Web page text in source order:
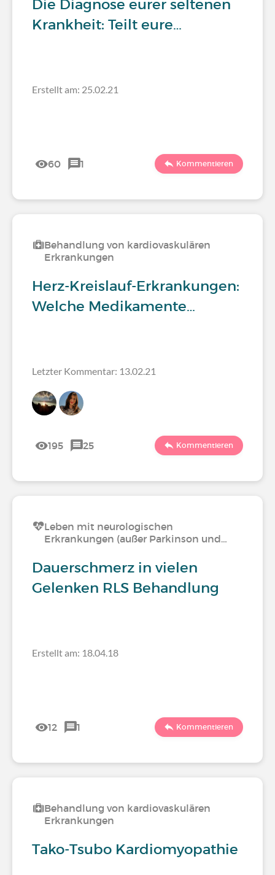
Die Diagnose eurer seltenen
Krankheit: Teilt eure…
Erstellt am: 25.02.21
60 1 Kommentieren
Behandlung von kardiovaskulären
Erkrankungen
Herz-Kreislauf-Erkrankungen:
Welche Medikamente…
Letzter Kommentar: 13.02.21
195 25 Kommentieren
Leben mit neurologischen
Erkrankungen (außer Parkinson und…
Dauerschmerz in vielen
Gelenken RLS Behandlung
Erstellt am: 18.04.18
12 1 Kommentieren
Behandlung von kardiovaskulären
Erkrankungen
Tako-Tsubo Kardiomyopathie